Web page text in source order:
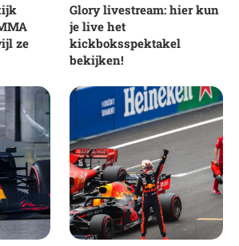
ze
Glory livestream: hier kun
je live het
kickboksspektakel
bekijken!